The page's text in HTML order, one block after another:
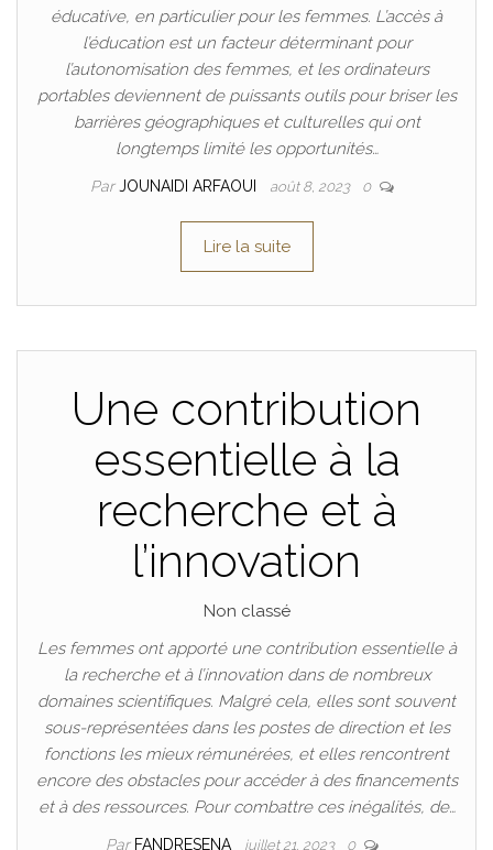
éducative, en particulier pour les femmes. L’accès à
l’éducation est un facteur déterminant pour
l’autonomisation des femmes, et les ordinateurs
portables deviennent de puissants outils pour briser les
barrières géographiques et culturelles qui ont
longtemps limité les opportunités…
ParJOUNAIDI ARFAOUI août 8, 2023 0
Lire la suite
Une contribution
essentielle à la
recherche et à
l’innovation
Non classé
Les femmes ont apporté une contribution essentielle à
la recherche et à l’innovation dans de nombreux
domaines scientifiques. Malgré cela, elles sont souvent
sous-représentées dans les postes de direction et les
fonctions les mieux rémunérées, et elles rencontrent
encore des obstacles pour accéder à des financements
et à des ressources. Pour combattre ces inégalités, de…
Par FANDRESENA juillet 21, 2023 0